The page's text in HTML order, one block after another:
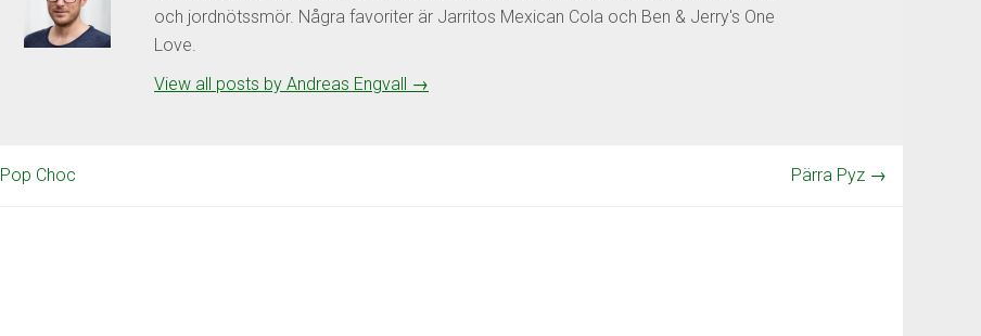
och jordnötssmör. Några favoriter är Jarritos Mexican Cola och Ben & Jerry's One
Love.
View all posts by Andreas Engvall →
Choc Pärra Pyz →